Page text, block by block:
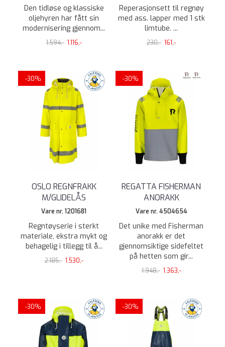
Den tidløse og klassiske
oljehyren har fått sin
modernisering gjennom...
1.594,- 1.116,-
Reperasjonsett til regnøy
med ass. lapper med 1 stk
limtube. ...
230,- 161,-
-30%
OSLO REGNFRAKK
M/GLIDELÅS
Vare nr. 1201681
Regntøyserie i sterkt
materiale, ekstra mykt og
behagelig i tillegg til å...
2.185,- 1.530,-
-30%
REGATTA FISHERMAN
ANORAKK
Vare nr. 4504654
Det unike med Fisherman
anorakk er det
gjennomsiktige sidefeltet
på hetten som gir...
1.948,- 1.363,-
-30% -30%